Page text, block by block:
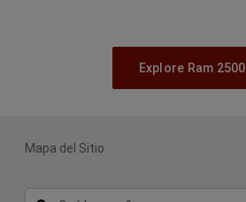
Explore Ram 2500
Mapa del Sitio
Buscar